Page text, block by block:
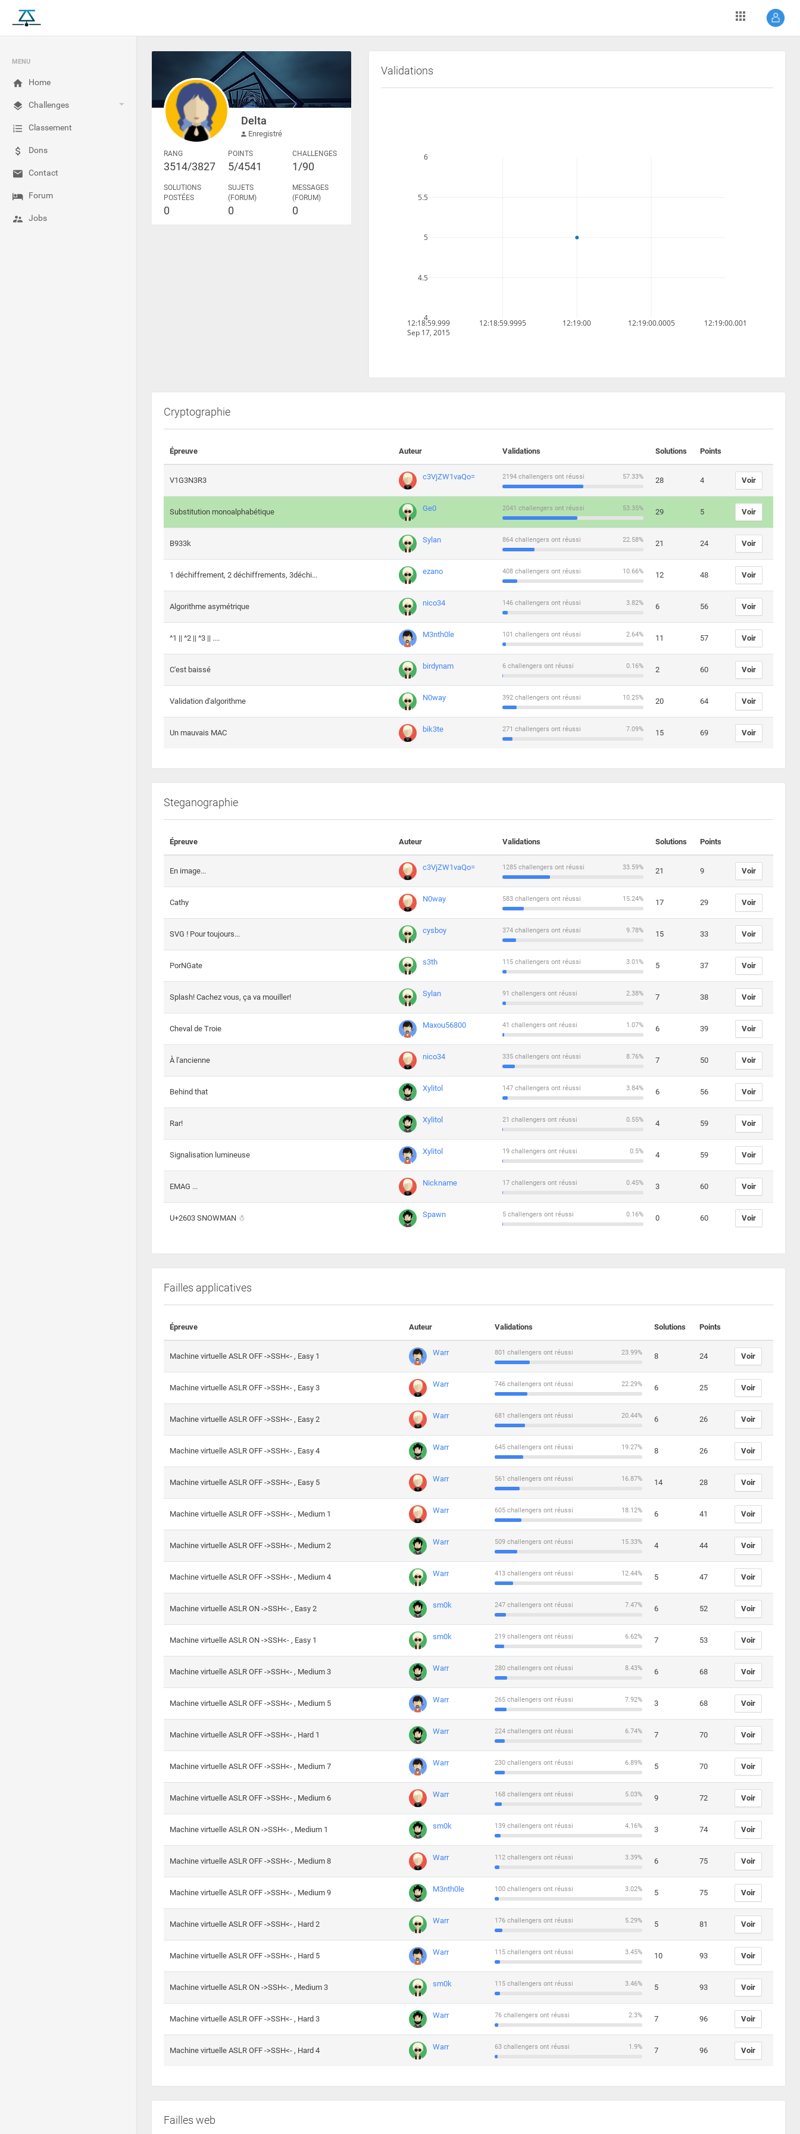
MENU
Home
Challenges
Classement
Dons
Contact
Forum
Jobs
Delta
Enregistré
RANG
3514/3827
POINTS
5/4541
CHALLENGES
1/90
SOLUTIONS
POSTÉES
0
SUJETS
(FORUM)
0
MESSAGES
(FORUM)
0
Validations
12:18:59.999
Sep 17, 2015
12:18:59.9995 12:19:00 12:19:00.0005 12:19:00.001
4
4.5
5
5.5
6
Cryptographie
Épreuve Auteur Validations Solutions Points
V1G3N3R3 c3VjZW1vaQo= 57.33%
2194 challengers ont réussi 28 4 Voir
Substitution monoalphabétique Ge0 53.35%
2041 challengers ont réussi 29 5 Voir
B933k Sylan 22.58%
864 challengers ont réussi 21 24 Voir
1 déchiffrement, 2 déchiffrements, 3déchi... ezano 10.66%
408 challengers ont réussi 12 48 Voir
Algorithme asymétrique nico34 3.82%
146 challengers ont réussi 6 56 Voir
^1 || ^2 || ^3 || .... M3nth0le 2.64%
101 challengers ont réussi 11 57 Voir
C'est baissé birdynam 0.16%
6 challengers ont réussi 2 60 Voir
Validation d'algorithme N0way 10.25%
392 challengers ont réussi 20 64 Voir
Un mauvais MAC bik3te 7.09%
271 challengers ont réussi 15 69 Voir
Steganographie
Épreuve Auteur Validations Solutions Points
En image... c3VjZW1vaQo= 33.59%
1285 challengers ont réussi 21 9 Voir
Cathy N0way 15.24%
583 challengers ont réussi 17 29 Voir
SVG ! Pour toujours... cysboy 9.78%
374 challengers ont réussi 15 33 Voir
PorNGate s3th 3.01%
115 challengers ont réussi 5 37 Voir
Splash! Cachez vous, ça va mouiller! Sylan 2.38%
91 challengers ont réussi 7 38 Voir
Cheval de Troie Maxou56800 1.07%
41 challengers ont réussi 6 39 Voir
À l'ancienne nico34 8.76%
335 challengers ont réussi 7 50 Voir
Behind that Xylitol 3.84%
147 challengers ont réussi 6 56 Voir
Rar! Xylitol 0.55%
21 challengers ont réussi 4 59 Voir
Signalisation lumineuse Xylitol 0.5%
19 challengers ont réussi 4 59 Voir
EMAG ... Nickname 0.45%
17 challengers ont réussi 3 60 Voir
U+2603 SNOWMAN ☃ Spawn 0.16%
5 challengers ont réussi 0 60 Voir
Failles applicatives
Épreuve Auteur Validations Solutions Points
Machine virtuelle ASLR OFF ->SSH<- , Easy 1 Warr 23.99%
801 challengers ont réussi 8 24 Voir
Machine virtuelle ASLR OFF ->SSH<- , Easy 3 Warr 22.29%
746 challengers ont réussi 6 25 Voir
Machine virtuelle ASLR OFF ->SSH<- , Easy 2 Warr 20.44%
681 challengers ont réussi 6 26 Voir
Machine virtuelle ASLR OFF ->SSH<- , Easy 4 Warr 19.27%
645 challengers ont réussi 8 26 Voir
Machine virtuelle ASLR OFF ->SSH<- , Easy 5 Warr 16.87%
561 challengers ont réussi 14 28 Voir
Machine virtuelle ASLR OFF ->SSH<- , Medium 1 Warr 18.12%
605 challengers ont réussi 6 41 Voir
Machine virtuelle ASLR OFF ->SSH<- , Medium 2 Warr 15.33%
509 challengers ont réussi 4 44 Voir
Machine virtuelle ASLR OFF ->SSH<- , Medium 4 Warr 12.44%
413 challengers ont réussi 5 47 Voir
Machine virtuelle ASLR ON ->SSH<- , Easy 2 sm0k 7.47%
247 challengers ont réussi 6 52 Voir
Machine virtuelle ASLR ON ->SSH<- , Easy 1 sm0k 6.62%
219 challengers ont réussi 7 53 Voir
Machine virtuelle ASLR OFF ->SSH<- , Medium 3 Warr 8.43%
280 challengers ont réussi 6 68 Voir
Machine virtuelle ASLR OFF ->SSH<- , Medium 5 Warr 7.92%
265 challengers ont réussi 3 68 Voir
Machine virtuelle ASLR OFF ->SSH<- , Hard 1 Warr 6.74%
224 challengers ont réussi 7 70 Voir
Machine virtuelle ASLR OFF ->SSH<- , Medium 7 Warr 6.89%
230 challengers ont réussi 5 70 Voir
Machine virtuelle ASLR OFF ->SSH<- , Medium 6 Warr 5.03%
168 challengers ont réussi 9 72 Voir
Machine virtuelle ASLR ON ->SSH<- , Medium 1 sm0k 4.16%
139 challengers ont réussi 3 74 Voir
Machine virtuelle ASLR OFF ->SSH<- , Medium 8 Warr 3.39%
112 challengers ont réussi 6 75 Voir
Machine virtuelle ASLR OFF ->SSH<- , Medium 9 M3nth0le 3.02%
100 challengers ont réussi 5 75 Voir
Machine virtuelle ASLR OFF ->SSH<- , Hard 2 Warr 5.29%
176 challengers ont réussi 5 81 Voir
Machine virtuelle ASLR OFF ->SSH<- , Hard 5 Warr 3.45%
115 challengers ont réussi 10 93 Voir
Machine virtuelle ASLR ON ->SSH<- , Medium 3 sm0k 3.46%
115 challengers ont réussi 5 93 Voir
Machine virtuelle ASLR OFF ->SSH<- , Hard 3 Warr 2.3%
76 challengers ont réussi 7 96 Voir
Machine virtuelle ASLR OFF ->SSH<- , Hard 4 Warr 1.9%
63 challengers ont réussi 7 96 Voir
Failles web